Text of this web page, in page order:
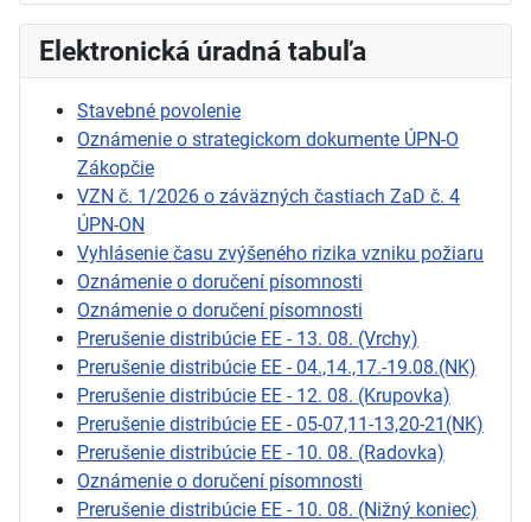
Elektronická úradná tabuľa
Stavebné povolenie
Oznámenie o strategickom dokumente ÚPN-O
Zákopčie
VZN č. 1/2026 o záväzných častiach ZaD č. 4
ÚPN-ON
Vyhlásenie času zvýšeného rizika vzniku požiaru
Oznámenie o doručení písomnosti
Oznámenie o doručení písomnosti
Prerušenie distribúcie EE - 13. 08. (Vrchy)
Prerušenie distribúcie EE - 04.,14.,17.-19.08.(NK)
Prerušenie distribúcie EE - 12. 08. (Krupovka)
Prerušenie distribúcie EE - 05-07,11-13,20-21(NK)
Prerušenie distribúcie EE - 10. 08. (Radovka)
Oznámenie o doručení písomnosti
Prerušenie distribúcie EE - 10. 08. (Nižný koniec)